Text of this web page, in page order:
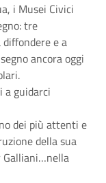
i Musei Civici
tre
e a
ancora oggi
a guidarci
dei più attenti e
della sua
Galliani…nella